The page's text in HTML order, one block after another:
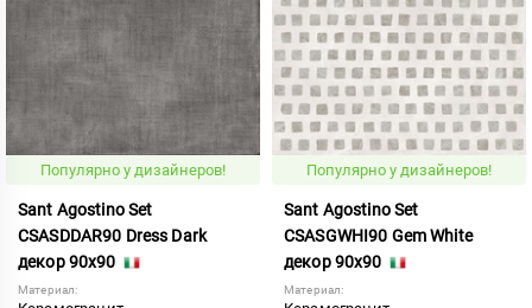
Популярно у дизайнеров!
Sant Agostino Set
CSASDDAR90 Dress Dark
декор 90x90
Материал:
Популярно у дизайнеров!
Sant Agostino Set
CSASGWHI90 Gem White
декор 90x90
Материал: